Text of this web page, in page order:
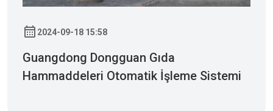
2024-09-18 15:58
Guangdong Dongguan Gıda
Hammaddeleri Otomatik İşleme Sistemi